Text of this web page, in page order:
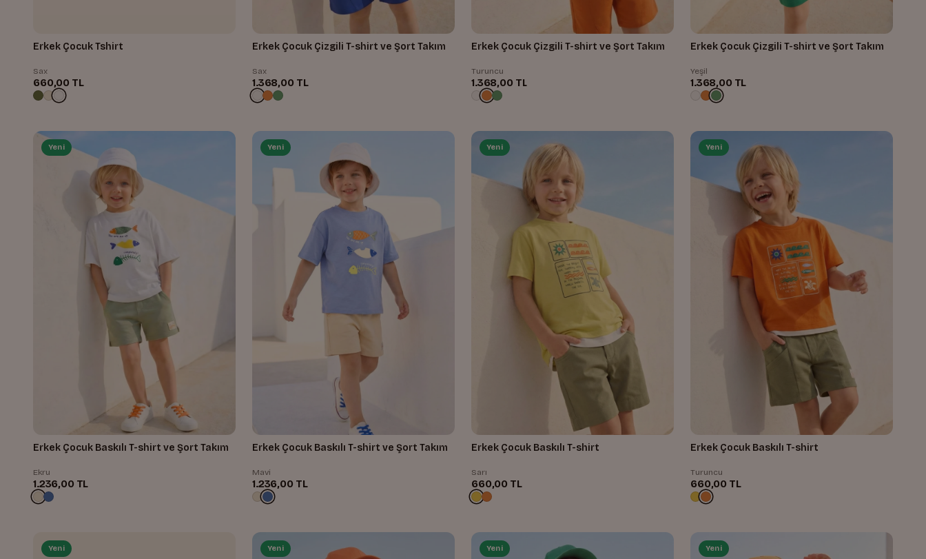
Erkek Çocuk Tshirt
Sax
660,00 TL
Erkek Çocuk Çizgili T-shirt ve Şort Takım
Sax
1.368,00 TL
Erkek Çocuk Çizgili T-shirt ve Şort Takım
Turuncu
1.368,00 TL
Erkek Çocuk Çizgili T-shirt ve Şort Takım
Yeşil
1.368,00 TL
Yeni
Erkek Çocuk Baskılı T-shirt ve Şort Takım
Ekru
1.236,00 TL
Yeni
Erkek Çocuk Baskılı T-shirt ve Şort Takım
Mavi
1.236,00 TL
Yeni
Erkek Çocuk Baskılı T-shirt
Sarı
660,00 TL
Yeni
Erkek Çocuk Baskılı T-shirt
Turuncu
660,00 TL
Yeni Yeni Yeni Yeni